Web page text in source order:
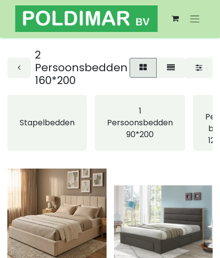
2
Persoonsbedden
160*200
Stapelbedden
1
Persoonsbedden
90*200